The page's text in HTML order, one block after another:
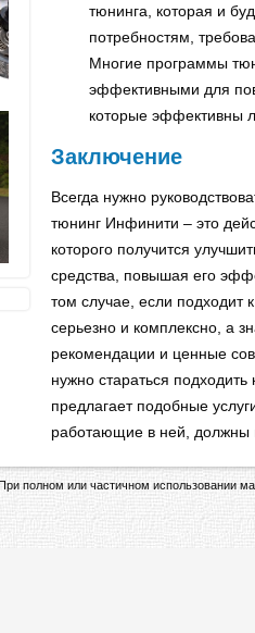
тюнинга, которая и
потребностям,
Многие программы
эффективными для
которые эффективны
Заключение
Всегда нужно
тюнинг Инфинити – это
которого получится
средства, повышая его
том случае, если подходит
серьезно и комплексно, а
рекомендации и ценные
нужно стараться
предлагает подобные
работающие в ней, должны
полном или частичном использовании